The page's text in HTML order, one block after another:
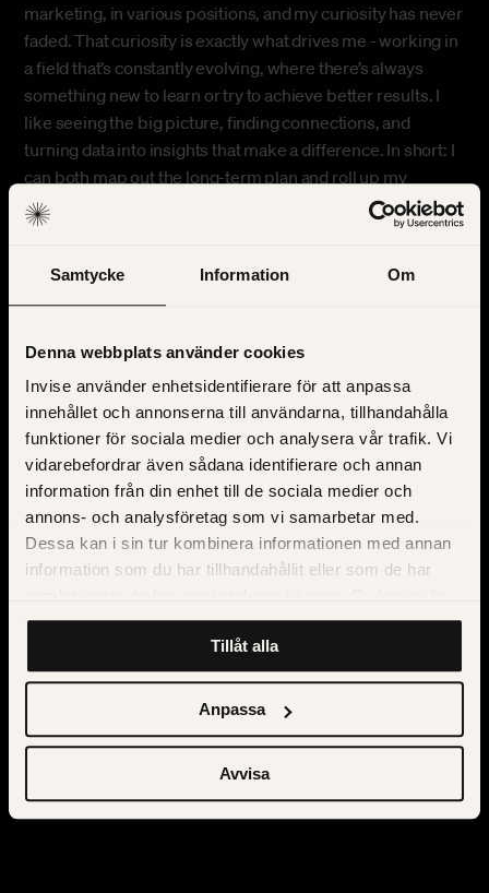
Samtycke Information Om
Denna webbplats använder cookies
Invise använder enhetsidentifierare för att anpassa
innehållet och annonserna till användarna, tillhandahålla
funktioner för sociala medier och analysera vår trafik. Vi
vidarebefordrar även sådana identifierare och annan
information från din enhet till de sociala medier och
annons- och analysföretag som vi samarbetar med.
Dessa kan i sin tur kombinera informationen med annan
information som du har tillhandahållit eller som de har
att klicka på “information” för att välja och justera vilka
cookies som ska sättas. Läs vår
cookies, deras funktion, varför vi använder dem och hur
Tillåt alla
Anpassa
Avvisa
marketing, in various positions, and my curiosity has never
faded. That curiosity is exactly what drives me - working in
a field that’s constantly evolving, where there’s always
something new to learn or try to achieve better results. I
like seeing the big picture, finding connections, and
turning data into insights that make a difference. In short: I
can both map out the long-term plan and roll up my
sleeves to jump in wherever needed.